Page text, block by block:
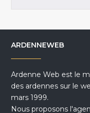
ARDENNEWEB
Ardenne Web est le
des ardennes sur le
mars 1999.
Nous proposons